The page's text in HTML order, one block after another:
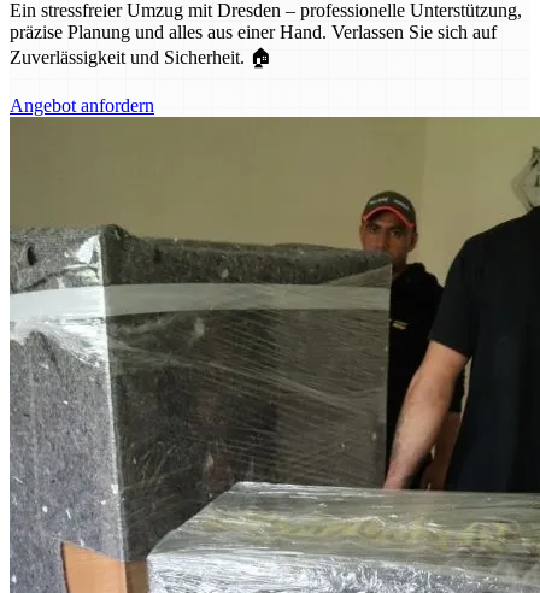
Ein stressfreier Umzug mit Dresden – professionelle Unterstützung,
präzise Planung und alles aus einer Hand. Verlassen Sie sich auf
Zuverlässigkeit und Sicherheit. 🏠
Angebot anfordern